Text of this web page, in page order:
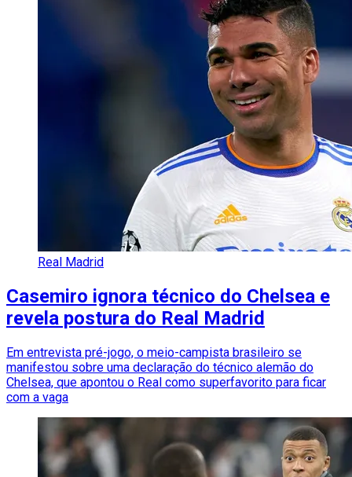
Real Madrid
Casemiro ignora técnico do Chelsea e
revela postura do Real Madrid
Em entrevista pré-jogo, o meio-campista brasileiro se
manifestou sobre uma declaração do técnico alemão do
Chelsea, que apontou o Real como superfavorito para ficar
com a vaga